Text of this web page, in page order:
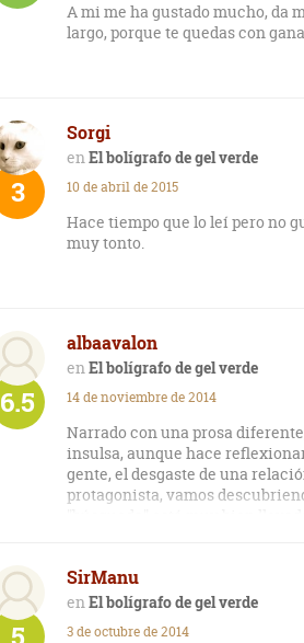
A mi me ha gustado mucho, da
largo, porque te quedas con
Sorgi
El bolígrafo de gel verde
3 10 de abril de 2015
Hace tiempo que lo leí pero no
muy tonto.
albaavalon
El bolígrafo de gel verde
6.5 14 de noviembre de 2014
Narrado con una prosa
insulsa, aunque hace
gente, el desgaste de una
protagonista, vamos
"búsqueda" está muy bien
hace que disfrutes de la
SirManu
El bolígrafo de gel verde
3 de octubre de 2014